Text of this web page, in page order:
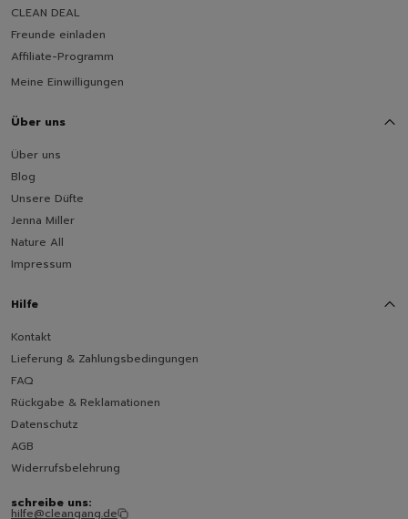
CLEAN DEAL
Freunde einladen
Affiliate-Programm
Meine Einwilligungen
Über uns
Über uns
Blog
Unsere Düfte
Jenna Miller
Nature All
Impressum
Hilfe
Kontakt
Lieferung & Zahlungsbedingungen
FAQ
Rückgabe & Reklamationen
Datenschutz
AGB
Widerrufsbelehrung
schreibe uns:
hilfe@cleangang.de